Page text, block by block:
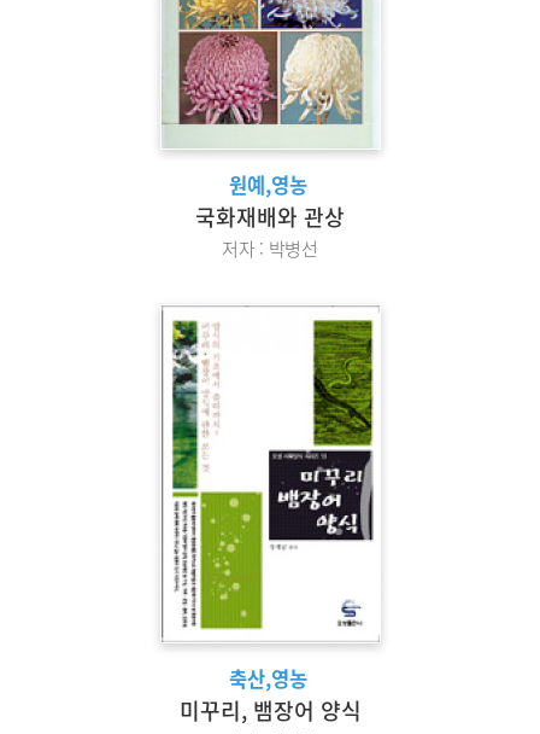
원예,영농
국화재배와 관상
저자 : 박병선
축산,영농
미꾸리, 뱀장어 양식